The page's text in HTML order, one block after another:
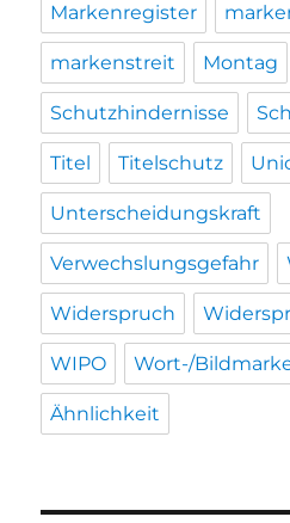
Markenregister
markenstreit Montag
Schutzhindernisse
Titel Titelschutz
Unterscheidungskraft
Verwechslungsgefahr
Widerspruch
WIPO Wort-/
Ähnlichkeit